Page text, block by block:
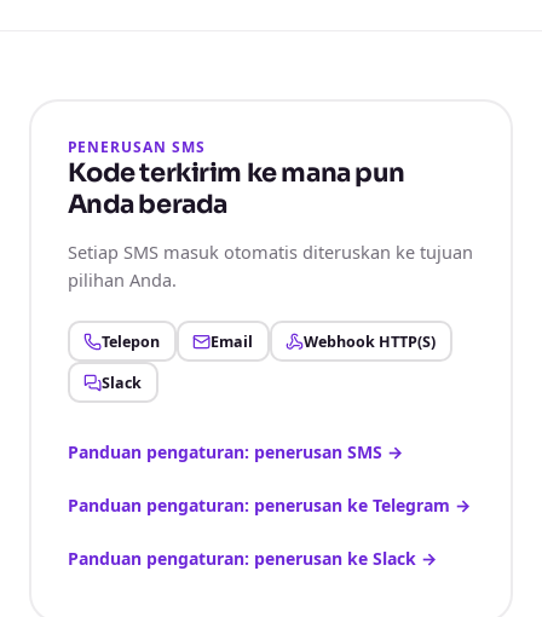
PENERUSAN SMS
Kode terkirim ke mana pun
Anda berada
Setiap SMS masuk otomatis diteruskan ke tujuan
pilihan Anda.
Telepon Email
Webhook HTTP(S)
Slack
Panduan pengaturan: penerusan SMS →
Panduan pengaturan: penerusan ke Telegram →
Panduan pengaturan: penerusan ke Slack→